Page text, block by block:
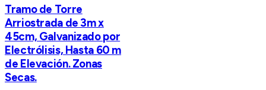
Tramo de Torre
Arriostrada de 3m x
45cm, Galvanizado por
Electrólisis, Hasta 60 m
de Elevación. Zonas
Secas.